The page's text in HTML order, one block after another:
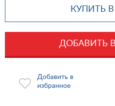
КУПИТЬ
ДОБАВИТЬ
Добавить в
избранное